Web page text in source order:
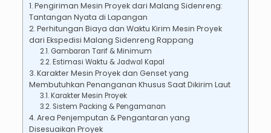
Pengiriman Mesin Proyek dari Malang Sidenreng:
Tantangan Nyata di Lapangan
Perhitungan Biaya dan Waktu Kirim Mesin Proyek
dari Ekspedisi Malang Sidenreng Rappang
Gambaran Tarif & Minimum
Estimasi Waktu & Jadwal Kapal
Karakter Mesin Proyek dan Genset yang
Membutuhkan Penanganan Khusus Saat Dikirim Laut
Karakter Mesin Proyek
Sistem Packing & Pengamanan
Area Penjemputan & Pengantaran yang
Disesuaikan Proyek